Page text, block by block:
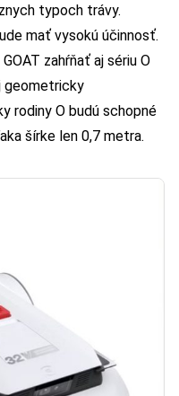
typoch trávy.
mať vysokú účinnosť.
zahŕňať aj sériu O
geometricky
rodiny O budú schopné
šírke len 0,7 metra.